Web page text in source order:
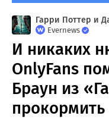
Evernews
И никаких
OnlyFans
Браун из
прокормить